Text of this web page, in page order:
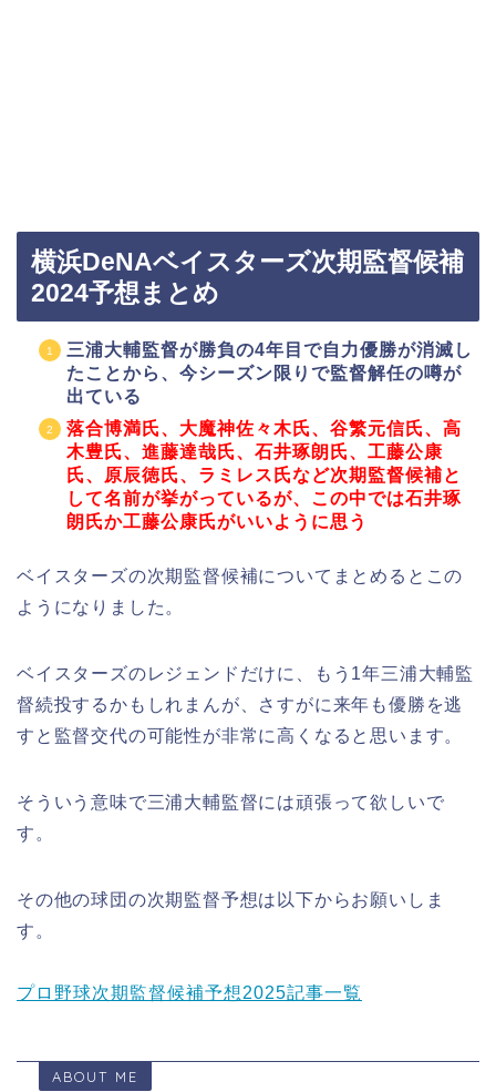
横浜DeNAベイスターズ次期監督候補
2024予想まとめ
三浦大輔監督が勝負の4年目で自力優勝が消滅し
たことから、今シーズン限りで監督解任の噂が
出ている
落合博満氏、大魔神佐々木氏、谷繁元信氏、高
木豊氏、進藤達哉氏、石井琢朗氏、工藤公康
氏、原辰徳氏、ラミレス氏など次期監督候補と
して名前が挙がっているが、この中では石井琢
朗氏か工藤公康氏がいいように思う
ベイスターズの次期監督候補についてまとめるとこの
ようになりました。
ベイスターズのレジェンドだけに、もう1年三浦大輔監
督続投するかもしれまんが、さすがに来年も優勝を逃
すと監督交代の可能性が非常に高くなると思います。
そういう意味で三浦大輔監督には頑張って欲しいで
す。
その他の球団の次期監督予想は以下からお願いしま
す。
プロ野球次期監督候補予想2025記事一覧
ABOUT ME